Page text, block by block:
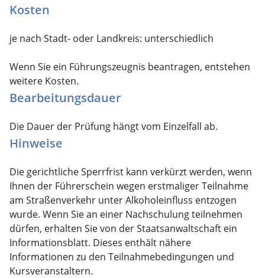
Kosten
je nach Stadt- oder Landkreis: unterschiedlich
Wenn Sie ein Führungszeugnis beantragen, entstehen
weitere Kosten.
Bearbeitungsdauer
Die Dauer der Prüfung hängt vom Einzelfall ab.
Hinweise
Die gerichtliche Sperrfrist kann verkürzt werden, wenn
Ihnen der Führerschein wegen erstmaliger Teilnahme
am Straßenverkehr unter Alkoholeinfluss entzogen
wurde. Wenn Sie an einer Nachschulung teilnehmen
dürfen, erhalten Sie von der Staatsanwaltschaft ein
Informationsblatt. Dieses enthält nähere
Informationen zu den Teilnahmebedingungen und
Kursveranstaltern.